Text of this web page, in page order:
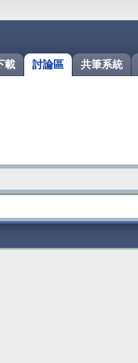
共筆系統
討論區
載